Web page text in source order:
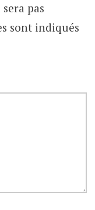
pas
sont indiqués